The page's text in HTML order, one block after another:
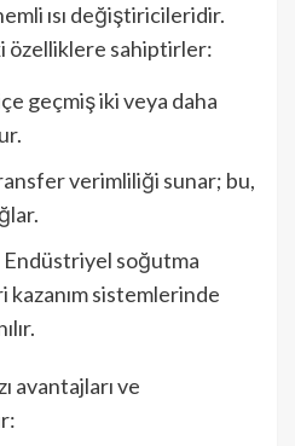
ısı değiştiricileridir.
özelliklere sahiptirler:
geçmiş iki veya daha
verimliliği sunar; bu,
Endüstriyel soğutma
kazanım sistemlerinde
avantajları ve